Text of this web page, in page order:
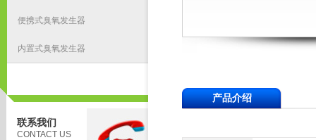
便携式臭氧发生器
内置式臭氧发生器
联系我们
CONTACT US
产品介绍